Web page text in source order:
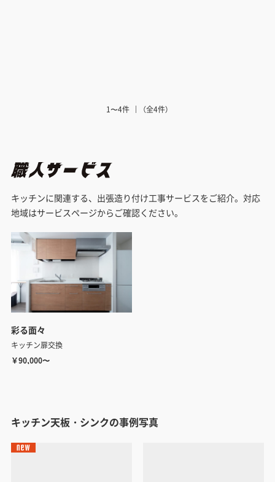
1〜4件 （全4件）
キッチンに関連する、出張造り付け工事サービスをご紹介。対応
地域はサービスページからご確認ください。
彩る面々
キッチン扉交換
￥90,000〜
キッチン天板・シンクの事例写真